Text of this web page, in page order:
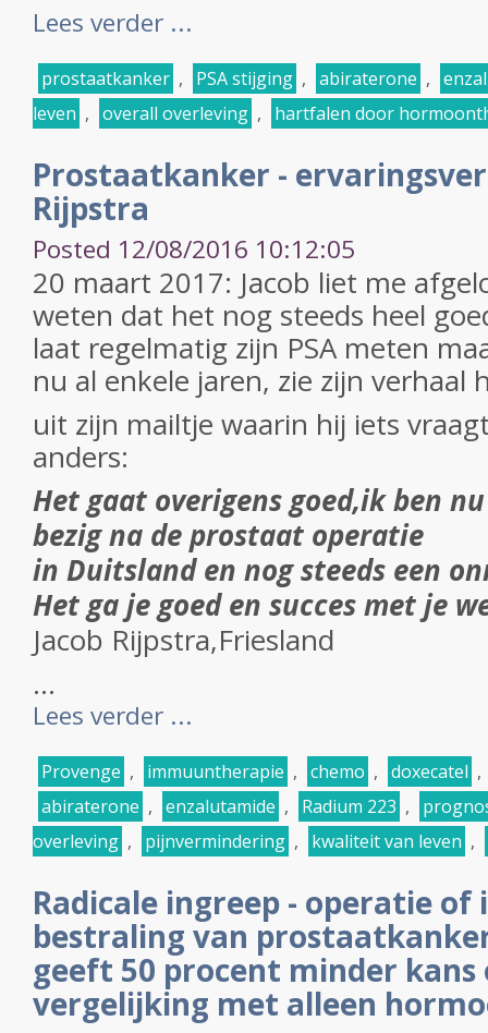
Lees verder ...
prostaatkanker , PSA stijging , abiraterone ,
leven , overall overleving , hartfalen door
Prostaatkanker -
Rijpstra
Posted 12/08/2016 10:12:05
20 maart 2017: Jacob liet me
weten dat het nog steeds heel
laat regelmatig zijn PSA meten
nu al enkele jaren, zie zijn verhaal
uit zijn mailtje waarin hij iets
anders:
Het gaat overigens goed,ik ben
bezig na de prostaat operatie
in Duitsland en nog steeds een
Het ga je goed en succes met je
Jacob Rijpstra,Friesland
...
Lees verder ...
Provenge , immuuntherapie , chemo , doxecatel ,
abiraterone , enzalutamide , Radium 223 ,
overleving , pijnvermindering , kwaliteit van leven ,
Radicale ingreep - operatie of
bestraling van
geeft 50 procent minder
vergelijking met alleen